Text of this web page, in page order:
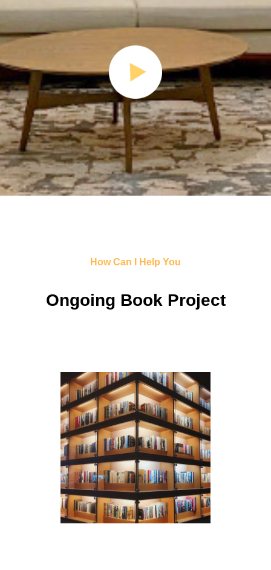
How Can I Help You
Ongoing Book Project